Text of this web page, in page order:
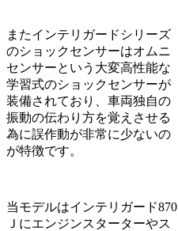
またインテリガードシリーズ
のショックセンサーはオムニ
センサーという大変高性能な
学習式のショックセンサーが
装備されており、車両独自の
振動の伝わり方を覚えさせる
為に誤作動が非常に少ないの
が特徴です。
当モデルはインテリガード870
Ｊにエンジンスターターやス